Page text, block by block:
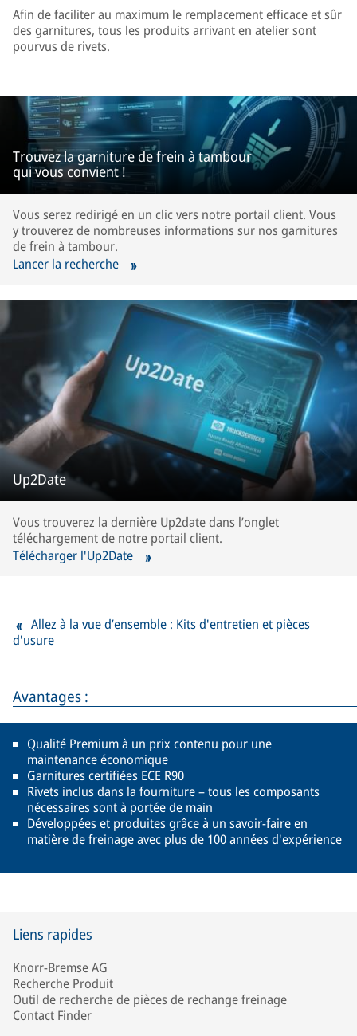
Afin de faciliter au maximum le remplacement efficace et sûr
des garnitures, tous les produits arrivant en atelier sont
pourvus de rivets.
Avantages :
Qualité Premium à un prix contenu pour une
maintenance économique
Garnitures certifiées ECE R90
Rivets inclus dans la fourniture – tous les composants
nécessaires sont à portée de main
Développées et produites grâce à un savoir-faire en
matière de freinage avec plus de 100 années d'expérience
Trouvez la garniture de frein à tambour
qui vous convient !
Vous serez redirigé en un clic vers notre portail client. Vous
y trouverez de nombreuses informations sur nos garnitures
de frein à tambour.
Lancer la recherche
Up2Date
Vous trouverez la dernière Up2date dans l’onglet
téléchargement de notre portail client.
Télécharger l'Up2Date
Allez à la vue d’ensemble : Kits d'entretien et pièces
d'usure
Liens rapides
Knorr-Bremse AG
Recherche Produit
Outil de recherche de pièces de rechange freinage
Contact Finder